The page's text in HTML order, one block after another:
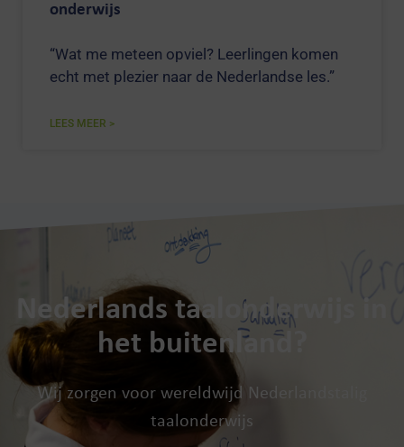
onderwijs
“Wat me meteen opviel? Leerlingen komen
echt met plezier naar de Nederlandse les.”
LEES MEER >
Nederlands taalonderwijs in
het buitenland?
Wij zorgen voor wereldwijd Nederlandstalig
taalonderwijs